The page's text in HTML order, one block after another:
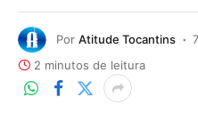
Por Atitude Tocantins
2 minutos de leitura